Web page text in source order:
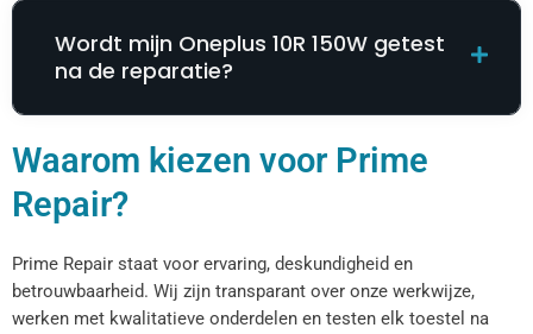
Wordt mijn Oneplus 10R 150W getest
na de reparatie?
Waarom kiezen voor Prime
Repair?
Prime Repair staat voor ervaring, deskundigheid en
betrouwbaarheid. Wij zijn transparant over onze werkwijze,
werken met kwalitatieve onderdelen en testen elk toestel na